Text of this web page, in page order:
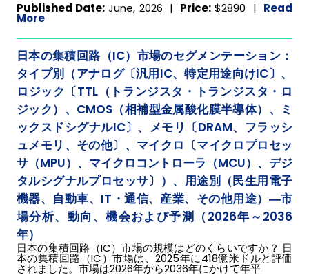
Published Date: June, 2026 | Price: $2890 | Read
More
日本の集積回路（IC）市場のセグメンテーション：
タイプ別（アナログ〔汎用IC、特定用途向けIC〕、
ロジック〔TTL（トランジスタ・トランジスタ・ロ
ジック）、CMOS（相補型金属酸化膜半導体）、ミ
ックスドシグナルIC〕、メモリ〔DRAM、フラッシ
ュメモリ、その他〕、マイクロ〔マイクロプロセッ
サ（MPU）、マイクロコントローラ（MCU）、デジ
タルシグナルプロセッサ〕）、用途別（民生用電子
機器、自動車、IT・通信、産業、その他用途）―市
場分析、動向、機会および予測（2026年～2036
年）
日本の集積回路（IC）市場の規模はどのくらいですか？ 日
本の集積回路（IC）市場は、2025年に418億米ドルと評価
されました。市場は2026年から2036年にかけて年平